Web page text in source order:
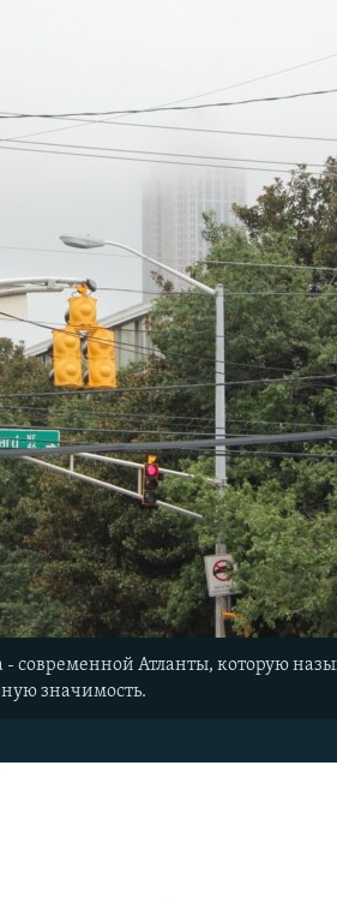
- современной Атланты, которую
значимость.